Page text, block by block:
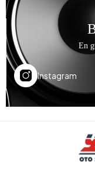
En
Instagram